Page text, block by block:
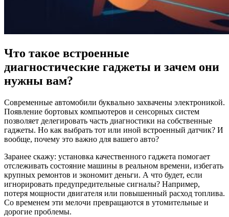
Что такое встроенные
диагностические гаджеты и зачем они
нужны вам?
Современные автомобили буквально захвачены электроникой.
Появление бортовых компьютеров и сенсорных систем
позволяет делегировать часть диагностики на собственные
гаджеты. Но как выбрать тот или иной встроенный датчик? И
вообще, почему это важно для вашего авто?
Заранее скажу: установка качественного гаджета помогает
отслеживать состояние машины в реальном времени, избегать
крупных ремонтов и экономит деньги. А что будет, если
игнорировать предупредительные сигналы? Например,
потеря мощности двигателя или повышенный расход топлива.
Со временем эти мелочи превращаются в утомительные и
дорогие проблемы.